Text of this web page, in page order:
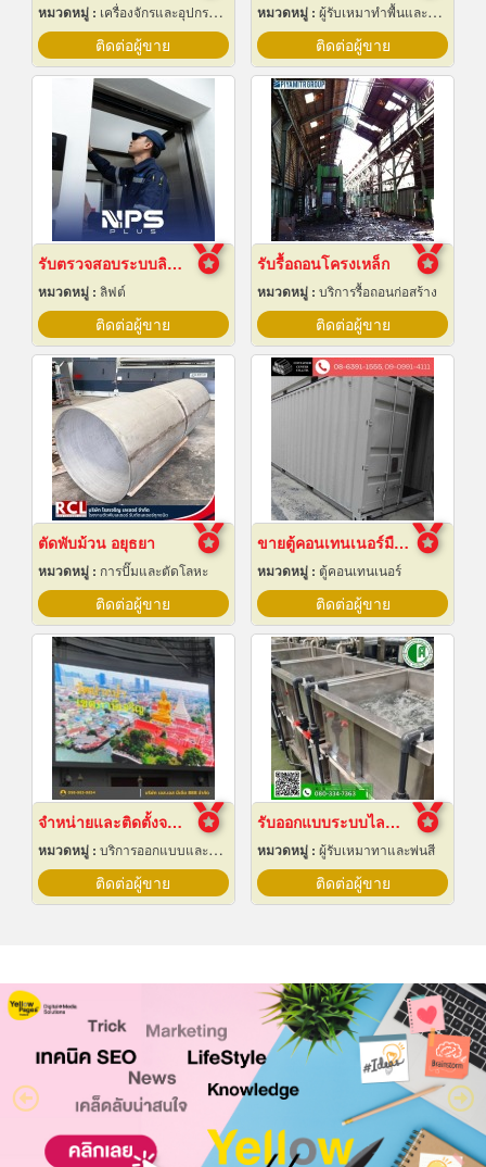
หมวดหมู่ : เครื่องจักรและอุปกรณ์ผลิตน้ำแข็ง
ติดต่อผู้ขาย
หมวดหมู่ : ผู้รับเหมาทำพื้นและทางเดิน
ติดต่อผู้ขาย
รับตรวจสอบระบบลิฟต์ ซ่อมบำรุงรักษา Maintenance
หมวดหมู่ : ลิฟต์
ติดต่อผู้ขาย
รับรื้อถอนโครงเหล็ก
หมวดหมู่ : บริการรื้อถอนก่อสร้าง
ติดต่อผู้ขาย
ตัดพับม้วน อยุธยา
หมวดหมู่ : การปั๊มและตัดโลหะ
ติดต่อผู้ขาย
ขายตู้คอนเทนเนอร์มือสอง ราคาถูก
หมวดหมู่ : ตู้คอนเทนเนอร์
ติดต่อผู้ขาย
จำหน่ายและติดตั้งจอ LED Display Outdoor
หมวดหมู่ : บริการออกแบบและจัดทำป้ายโฆษณา 24 ชม.
ติดต่อผู้ขาย
รับออกแบบระบบไลน์ชุบชิ้นงานอุตสาหกรรม
หมวดหมู่ : ผู้รับเหมาทาและพ่นสี
ติดต่อผู้ขาย